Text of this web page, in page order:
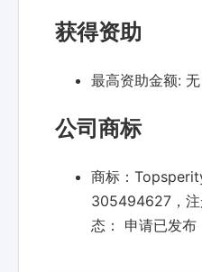
获得资助
最高资助金额: 无
公司商标
商标：
305494627，注
态： 申请已发布